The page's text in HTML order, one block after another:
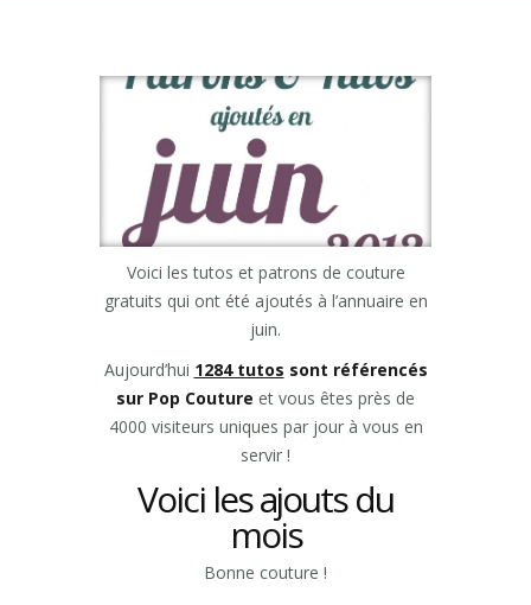
Voici les tutos et patrons de couture
gratuits qui ont été ajoutés à l’annuaire en
juin.
Aujourd’hui 1284 tutos sont référencés
sur Pop Couture et vous êtes près de
4000 visiteurs uniques par jour à vous en
servir !
Voici les ajouts du
mois
Bonne couture !